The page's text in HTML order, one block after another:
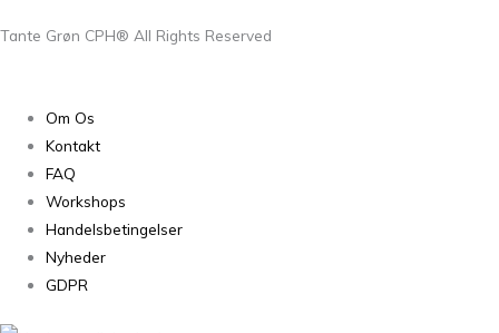
Tante Grøn CPH® All Rights Reserved
Om Os
Kontakt
FAQ
Workshops
Handelsbetingelser
Nyheder
GDPR